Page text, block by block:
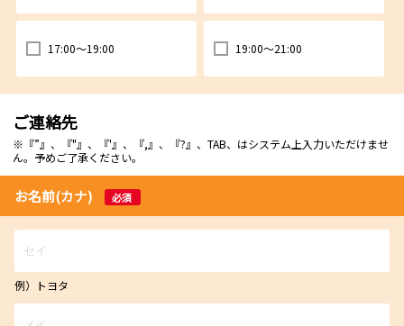
17:00～19:00 19:00～21:00
ご連絡先
※『”』、『"』、『'』、『,』、『?』、TAB、はシステム上入力いただけませ
ん。予めご了承ください。
お名前(カナ) 必須
例）トヨタ